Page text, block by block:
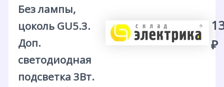
Без лампы,
цоколь GU5.3.
Доп.
светодиодная
подсветка 3Вт.
₽